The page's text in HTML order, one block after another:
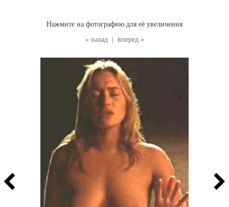
« назад вперед »
Нажмите на фотографию для её увеличения